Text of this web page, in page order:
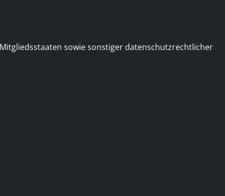
sowie sonstiger datenschutzrechtlicher